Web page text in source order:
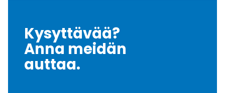
Kysyttävää?
Anna meidän
auttaa.